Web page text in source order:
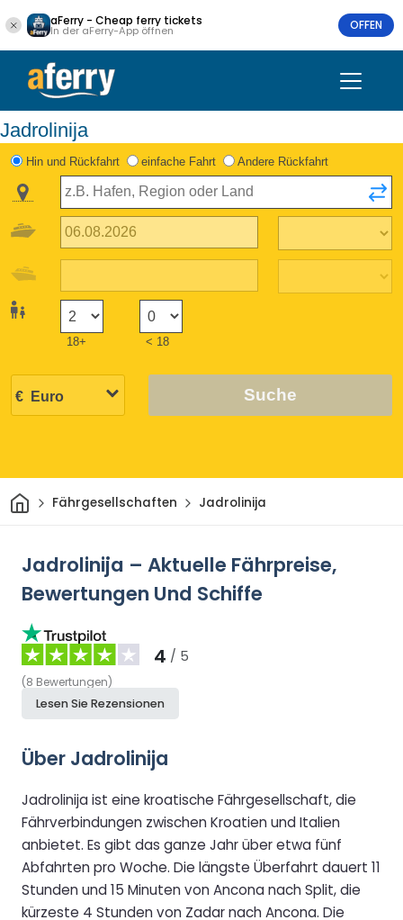
aFerry - Cheap ferry tickets
In der aFerry-App öffnen OFFEN
Jadrolinija
Hin und Rückfahrt einfache Fahrt Andere Rückfahrt
18+ < 18
Suche
HeimFährgesellschaften Jadrolinija
Jadrolinija – Aktuelle Fährpreise,
Bewertungen Und Schiffe
4 / 5
(8 Bewertungen)
Lesen Sie Rezensionen
Über Jadrolinija
Jadrolinija ist eine kroatische Fährgesellschaft, die
Fährverbindungen zwischen Kroatien und Italien
anbietet. Es gibt das ganze Jahr über etwa fünf
Abfahrten pro Woche. Die längste Überfahrt dauert 11
Stunden und 15 Minuten von Ancona nach Split, die
kürzeste 4 Stunden von Zadar nach Ancona. Die